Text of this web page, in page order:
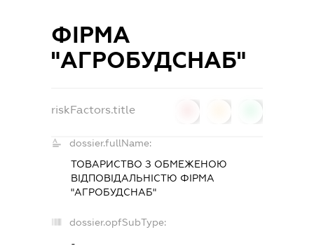
ФІРМА
"АГРОБУДСНАБ"
riskFactors.title
dossier.fullName:
ТОВАРИСТВО З ОБМЕЖЕНОЮ
ВІДПОВІДАЛЬНІСТЮ ФІРМА
"АГРОБУДСНАБ"
dossier.opfSubType:
-